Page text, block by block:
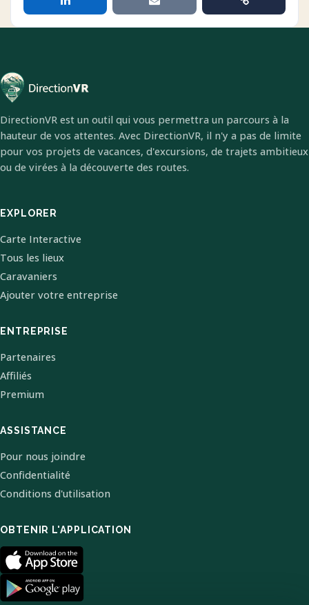
DirectionVR est un outil qui vous permettra un parcours à la
hauteur de vos attentes. Avec DirectionVR, il n'y a pas de limite
pour vos projets de vacances, d'excursions, de trajets ambitieux
ou de virées à la découverte des routes.
EXPLORER
Carte Interactive
Tous les lieux
Caravaniers
Ajouter votre entreprise
ENTREPRISE
Partenaires
Affiliés
Premium
ASSISTANCE
Pour nous joindre
Confidentialité
Conditions d'utilisation
OBTENIR L'APPLICATION